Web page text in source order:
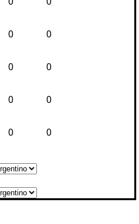
0 0
0 0
0 0
0 0